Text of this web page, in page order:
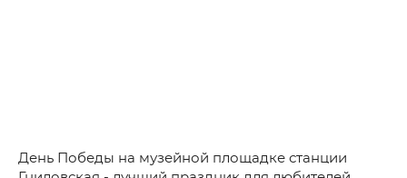
День Победы на музейной площадке станции